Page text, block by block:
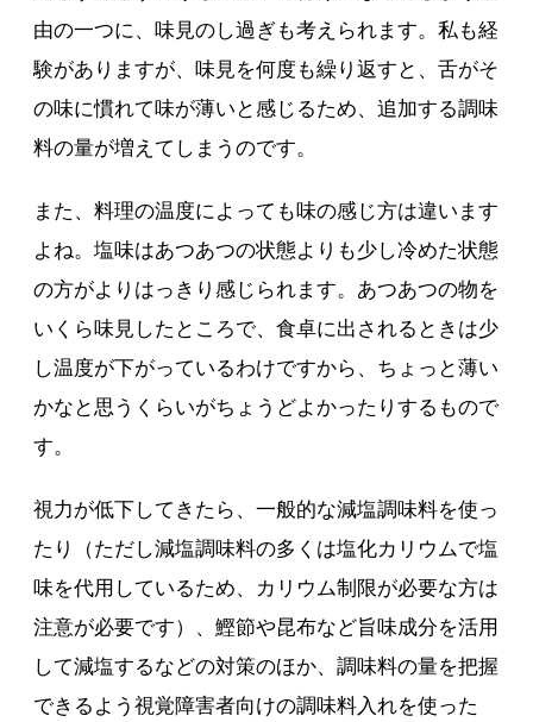
由の一つに、味見のし過ぎも考えられます。私も経
験がありますが、味見を何度も繰り返すと、舌がそ
の味に慣れて味が薄いと感じるため、追加する調味
料の量が増えてしまうのです。
また、料理の温度によっても味の感じ方は違います
よね。塩味はあつあつの状態よりも少し冷めた状態
の方がよりはっきり感じられます。あつあつの物を
いくら味見したところで、食卓に出されるときは少
し温度が下がっているわけですから、ちょっと薄い
かなと思うくらいがちょうどよかったりするもので
す。
視力が低下してきたら、一般的な減塩調味料を使っ
たり（ただし減塩調味料の多くは塩化カリウムで塩
味を代用しているため、カリウム制限が必要な方は
注意が必要です）、鰹節や昆布など旨味成分を活用
して減塩するなどの対策のほか、調味料の量を把握
できるよう視覚障害者向けの調味料入れを使った